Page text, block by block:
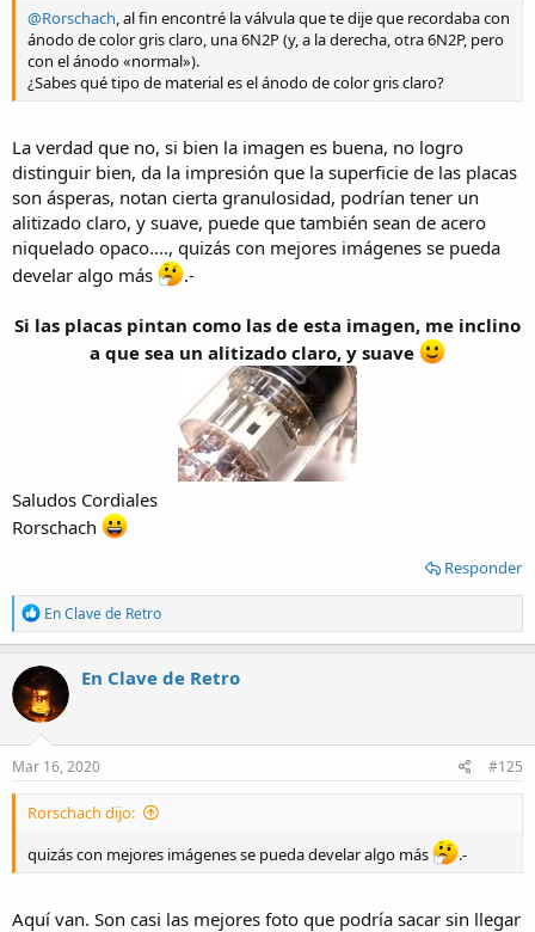
@Rorschach , al fin encontré la válvula que te dije que recordaba con
ánodo de color gris claro, una 6N2P (y, a la derecha, otra 6N2P, pero
con el ánodo «normal»).
¿Sabes qué tipo de material es el ánodo de color gris claro?
La verdad que no, si bien la imagen es buena, no logro
distinguir bien, da la impresión que la superficie de las placas
son ásperas, notan cierta granulosidad, podrían tener un
alitizado claro, y suave, puede que también sean de acero
niquelado opaco...., quizás con mejores imágenes se pueda
develar algo más
.-
Si las placas pintan como las de esta imagen, me inclino
a que sea un alitizado claro, y suave
Saludos Cordiales
Rorschach
Responder
R
e
a
c
t
i
o
n
s
En Clave de Retro
En Clave de Retro
Mar 16, 2020 #125
Rorschach dijo:
quizás con mejores imágenes se pueda develar algo más
.-
Aquí van. Son casi las mejores foto que podría sacar sin llegar